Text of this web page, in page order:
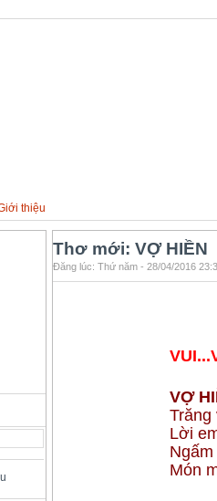
thiệu
Thơ mới: VỢ HIỀN
Đăng lúc: Thứ năm - 28/04/2016
VỢ
Trăng
Lời
Món